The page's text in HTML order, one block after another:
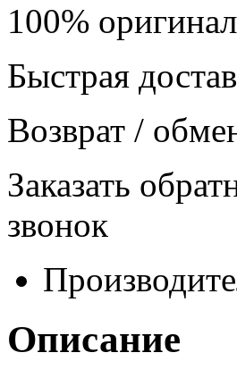
100%
Быстрая
Возврат /
Заказать
звонок
Описание